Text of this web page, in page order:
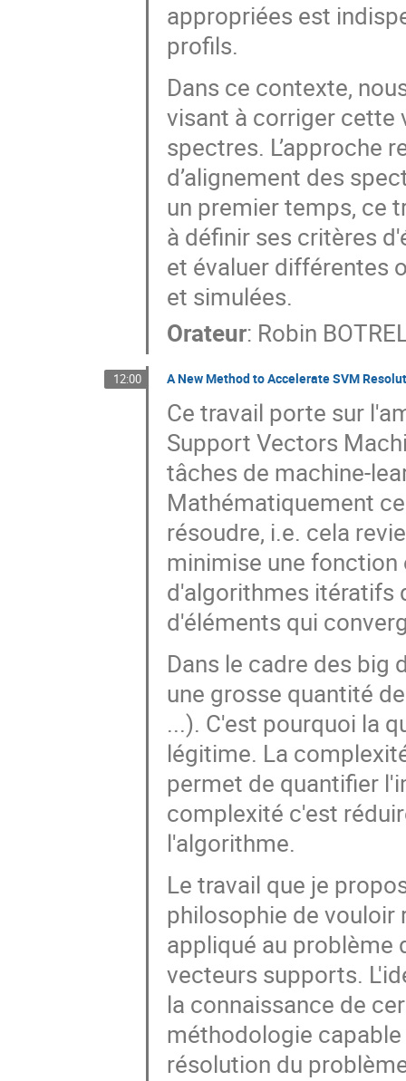
appropriées est
profils.
Dans ce contexte,
visant à corriger cette
spectres. L’approche
d’alignement des
un premier temps, ce
à définir ses critères
et évaluer différentes
et simulées.
Orateur: Robin
12:00 A New Method to Accelerate SVM
Ce travail porte sur
Support Vectors
tâches de machine-
Mathématiquement
résoudre, i.e. cela
minimise une
d'algorithmes itératifs
d'éléments qui
Dans le cadre des big
une grosse quantité
...). C'est pourquoi la
légitime. La
permet de quantifier
complexité c'est
l'algorithme.
Le travail que je
philosophie de vouloir
appliqué au problème
vecteurs supports.
la connaissance de
méthodologie
résolution du